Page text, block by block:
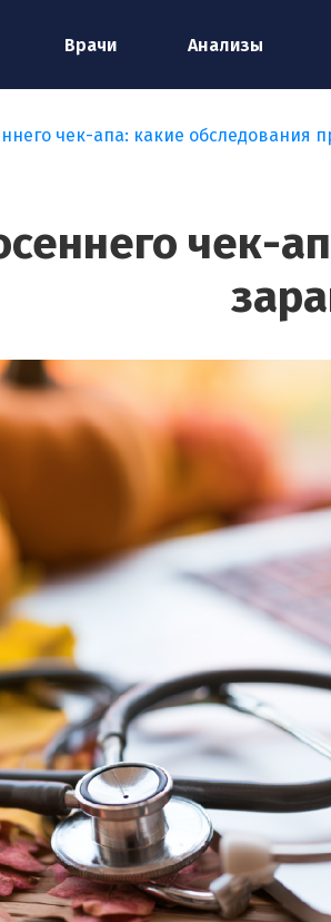
Врачи Анализы
чек-апа: какие обследования
чек-
Ваш e-mail:*
Я согласен на